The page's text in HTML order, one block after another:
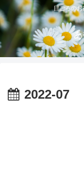
日ごろの
2022-07